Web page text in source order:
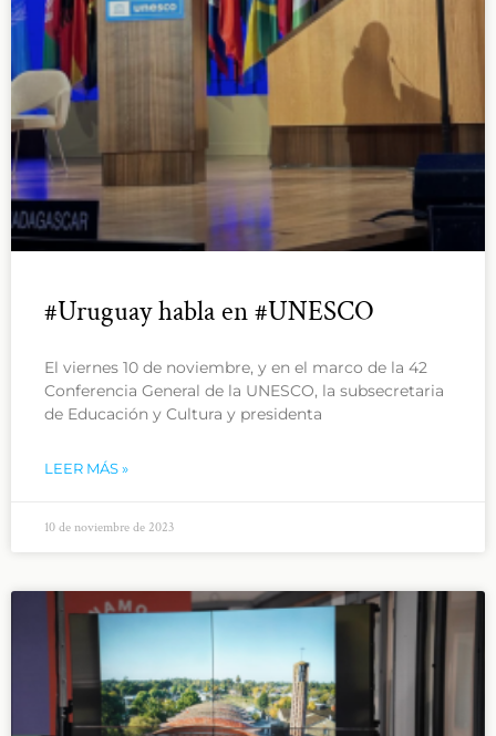
#Uruguay habla en #UNESCO
El viernes 10 de noviembre, y en el marco de la 42
Conferencia General de la UNESCO, la subsecretaria
de Educación y Cultura y presidenta
LEER MÁS »
10 de noviembre de 2023